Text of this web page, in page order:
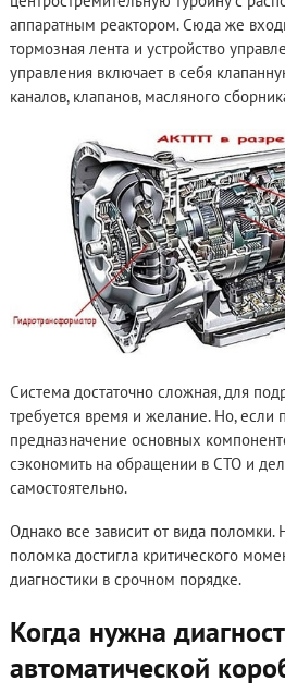
аппаратным реактором. Сюда же
тормозная лента и устройство
управления включает в себя
каналов, клапанов, масляного
Система достаточно сложная, для
требуется время и желание. Но, если
предназначение основных
сэкономить на обращении в СТО и
самостоятельно.
Однако все зависит от вида поломки.
поломка достигла критического
диагностики в срочном порядке.
Когда нужна
автоматической